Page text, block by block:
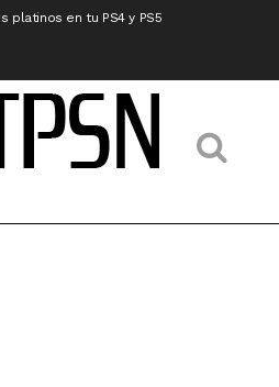
platinos en tu PS4 y PS5